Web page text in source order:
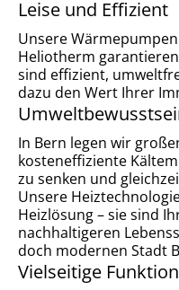
Leise und Effizient
Unsere
Heliotherm
sind effizient,
dazu den Wert Ihrer
In Bern legen wir
kosteneffiziente
zu senken und
Unsere
Heizlösung – sie sind
nachhaltigeren
doch modernen Stadt
Vielseitige